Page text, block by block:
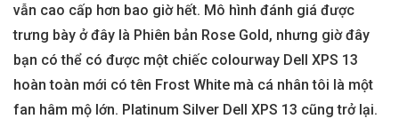
vẫn cao cấp hơn bao giờ hết. Mô hình đánh giá được
trưng bày ở đây là Phiên bản Rose Gold, nhưng giờ đây
bạn có thể có được một chiếc colourway Dell XPS 13
hoàn toàn mới có tên Frost White mà cá nhân tôi là một
fan hâm mộ lớn. Platinum Silver Dell XPS 13 cũng trở lại.